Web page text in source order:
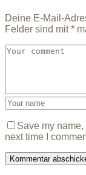
Deine E-Mail-
Felder sind mit*
Save my
next time I